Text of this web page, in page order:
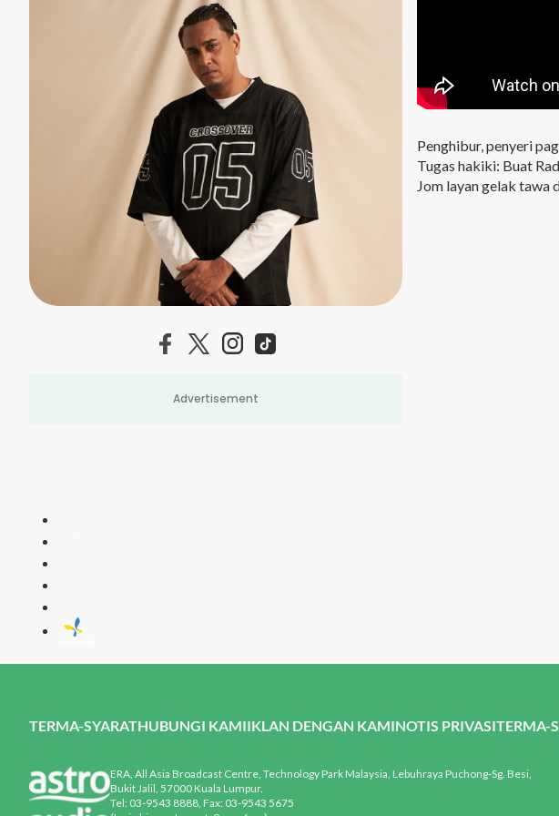
Advertisement
Penghibur, penyeri
Tugas hakiki: Buat
Jom layan gelak tawa
TERMA-SYARATHUBUNGI KAMIIKLAN DENGAN KAMINOTIS PRIVASITERMA-
ERA, All Asia Broadcast Centre, Technology Park Malaysia, Lebuhraya Puchong-Sg. Besi,
Bukit Jalil, 57000 Kuala Lumpur.
Tel: 03-9543 8888, Fax: 03-9543 5675